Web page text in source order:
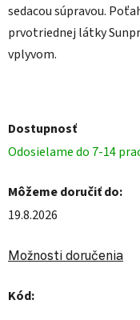
sedacou súpravou.
prvotriednej látky
vplyvom.
Dostupnosť
Odosielame do 7-14
Môžeme doručiť do:
19.8.2026
Možnosti doručenia
Kód: